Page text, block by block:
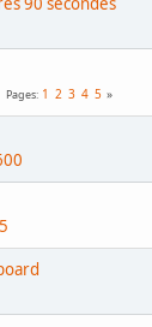
Pages 1 2 3 4 5